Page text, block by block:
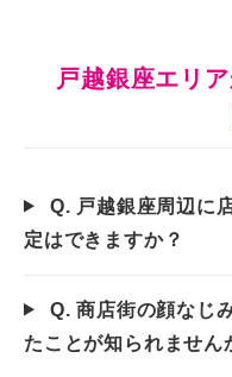
戸越銀座エリ
Q. 戸越銀座周辺に
定はできますか？
Q. 商店街の顔なじ
たことが知られません